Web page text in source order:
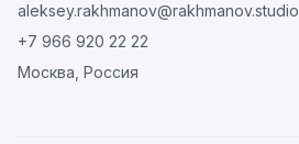
aleksey.rakhmanov@rakhmanov.studio
+7 966 920 22 22
Москва, Россия